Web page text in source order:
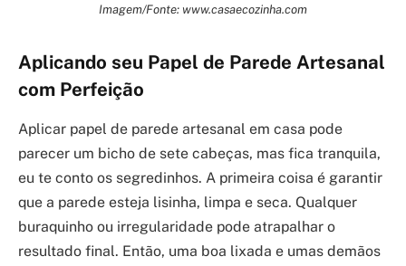
Imagem/Fonte: www.casaecozinha.com
Aplicando seu Papel de Parede Artesanal
com Perfeição
Aplicar papel de parede artesanal em casa pode
parecer um bicho de sete cabeças, mas fica tranquila,
eu te conto os segredinhos. A primeira coisa é garantir
que a parede esteja lisinha, limpa e seca. Qualquer
buraquinho ou irregularidade pode atrapalhar o
resultado final. Então, uma boa lixada e umas demãos